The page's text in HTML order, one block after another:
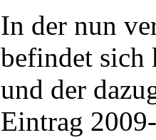
In der nun
befindet sich
und der
Eintrag